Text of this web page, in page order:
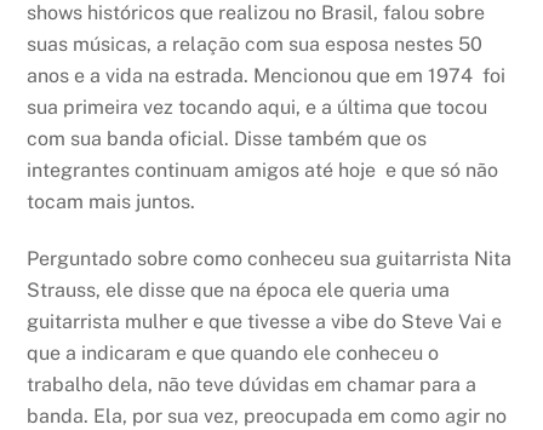
shows históricos que realizou no Brasil, falou sobre
suas músicas, a relação com sua esposa nestes 50
anos e a vida na estrada. Mencionou que em 1974 foi
sua primeira vez tocando aqui, e a última que tocou
com sua banda oficial. Disse também que os
integrantes continuam amigos até hoje e que só não
tocam mais juntos.
Perguntado sobre como conheceu sua guitarrista Nita
Strauss, ele disse que na época ele queria uma
guitarrista mulher e que tivesse a vibe do Steve Vai e
que a indicaram e que quando ele conheceu o
trabalho dela, não teve dúvidas em chamar para a
banda. Ela, por sua vez, preocupada em como agir no